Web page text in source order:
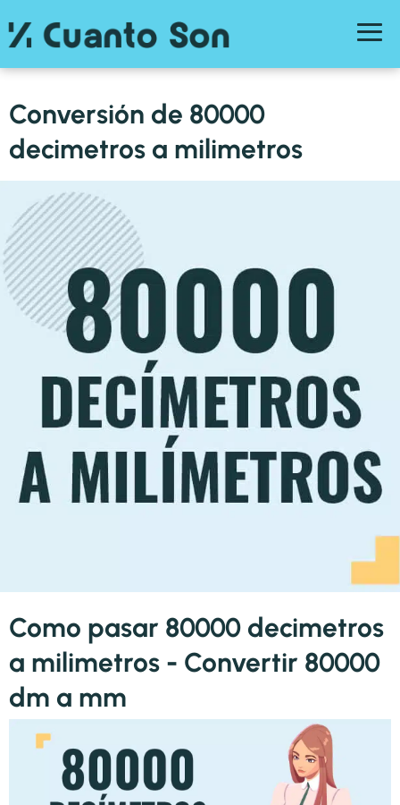
Conversión de 80000
decimetros a milimetros
Como pasar 80000 decimetros
a milimetros - Convertir 80000
dm a mm